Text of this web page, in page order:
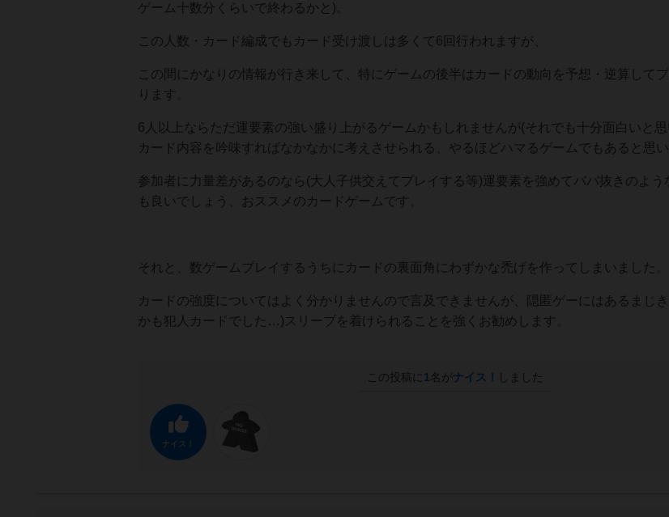
ゲーム十数分くらいで終わるかと)。
この人数・カード編成でもカード受け渡しは多くて6回行われますが、
この間にかなりの情報が行き来して、特にゲームの後半はカードの動向を予想・逆算して
ります。
6人以上ならただ運要素の強い盛り上がるゲームかもしれませんが(それでも十分面白いと
カード内容を吟味すればなかなかに考えさせられる、やるほどハマるゲームでもあると思い
参加者に力量差があるのなら(大人子供交えてプレイする等)運要素を強めてババ抜きのよう
も良いでしょう、おススメのカードゲームです。
それと、数ゲームプレイするうちにカードの裏面角にわずかな禿げを作ってしまいました。
カードの強度についてはよく分かりませんので言及できませんが、隠匿ゲーにはあるまじ
かも犯人カードでした…)スリーブを着けられることを強くお勧めします。
この投稿に 1 名がナイス！ しました
ナイス！